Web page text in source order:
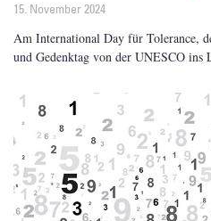
15. November 2024
Am International Day für Tolerance,
und Gedenktag von der UNESCO ins